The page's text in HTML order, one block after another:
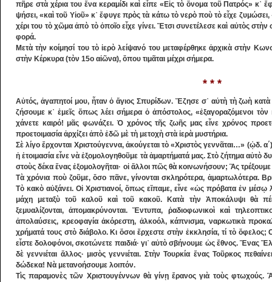
πῆρε στὰ χέρια του ἕνα κεραμίδι καὶ εἶπε «Εἰς τὸ ὄνομα τοῦ Πατρός»
ψήσει, «καὶ τοῦ Υἱοῦ» κ᾽ ἔφυγε πρὸς τὰ κάτω τὸ νερὸ ποὺ τὸ εἶχε ζυμώσει,
χέρι του τὸ χῶμα ἀπὸ τὸ ὁποῖο εἶχε γίνει. Ἔτσι συνετέλεσε καὶ αὐτὸς
φορά.
Μετὰ τὴν κοίμησί του τὸ ἱερὸ λείψανό του μεταφέρθηκε ἀρχικὰ στὴν
στὴν Κέρκυρα (τὸν 15ο αἰῶνα), ὅπου τιμᾶται μέχρι σήμερα.
* * *
Αὐτός, ἀγαπητοί μου, ἦταν ὁ ἅγιος Σπυρίδων. Ἔζησε σ᾽ αὐτὴ τὴ ζωὴ κατὰ
ζήσουμε κ᾽ ἐ­μεῖς ὅπως λέει σήμερα ὁ ἀπόστολος, «ἐξαγο­ραζόμενοι τὸν
χάνετε καιρό! μᾶς φωνάζει. Ὁ χρόνος τῆς ζωῆς μας εἶνε χρόνος
προετοιμασία ἀρχίζει ἀπὸ ἐδῶ μὲ τὴ μετοχὴ στὰ ἱερὰ μυστήρια.
Σὲ λίγο ἔρχονται Χριστούγεννα, ἀ­κούγεται τὸ «Χριστὸς γεν­νᾶται…» (ᾠδ.
ἡ ἑ­τοιμασία εἶνε νὰ ἐξ­ομολογηθοῦ­με τὰ ἁμαρτήμα­τά μας. Στὸ ζήτη­μα αὐτὸ
στοὺς δέκα ἕνας ἐξομολο­γῆται· οἱ ἄλ­λοι πῶς θὰ κοι­νω­νήσουν; Ἂς
Τὰ χρόνια ποὺ ζοῦμε, ὅσο πᾶνε, γίνονται σκληρότερα, ἁ­μαρτωλότερα.
Τὸ κακὸ αὐ­ξάνει. Οἱ Χριστιανοί, ὅπως εἴπαμε, εἶνε «ὡς πρόβατα ἐν μέσῳ
μάχη μεταξὺ τοῦ καλοῦ καὶ τοῦ κακοῦ. Κατὰ τὴν Ἀποκάλυ­ψι θὰ
ξεμυαλίζονται, ἀπομακρύνον­ται. Ἔντυπα, ῥαδι­οφωνικοὶ καὶ
ἀπολαύ­σεις, κρεοφαγία ἀκό­­ρεστη, ἀλκοόλ, κάπνισμα, ναρκωτι­κὰ
χρήματά τους στὸ διάβολο. Κι ὅσοι ἔρχεστε στὴν ἐκκλησία, τί τὸ
εἶστε δολοφόνοι, σκοτώνετε παιδιά· γι᾽ αὐτὸ σβήνουμε ὡς ἔθνος. Ἕνας
δὲ γεννιέται ἄλ­λος· μισὸς γεννιέται. Στὴν Τουρκία ἕνας Τοῦρ­κος
δώδεκα! Νὰ μετανοήσουμε λοιπόν.
Τὶς παραμονὲς τῶν Χριστουγέννων θὰ γίνῃ ἔρανος γιὰ τοὺς